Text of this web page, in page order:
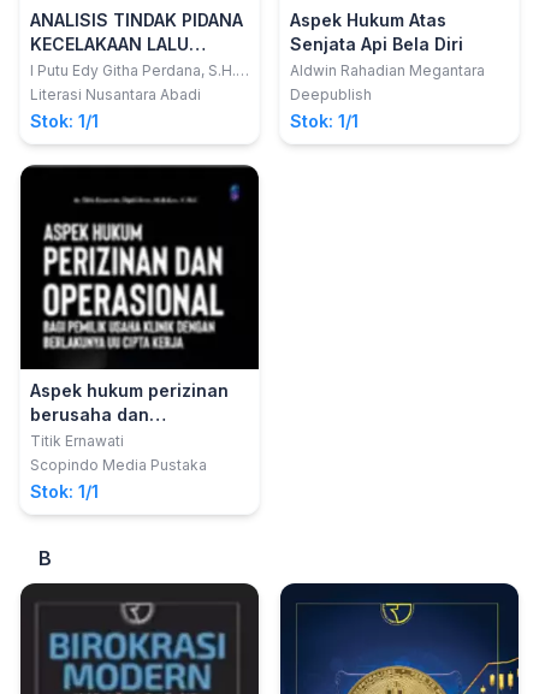
ANALISIS TINDAK PIDANA
KECELAKAAN LALU
LINTAS
I Putu Edy Githa Perdana, S.H.,
M.H.; Dr. Dwi Atmoko, S.H., M.H.
Literasi Nusantara Abadi
Stok: 1/1
Aspek Hukum Atas
Senjata Api Bela Diri
Aldwin Rahadian Megantara
Deepublish
Stok: 1/1
Aspek hukum perizinan
berusaha dan
operasional bagi pemilik
usaha klinik dengan
berlakunya UU Cipta
Kerja
Titik Ernawati
Scopindo Media Pustaka
Stok: 1/1
B